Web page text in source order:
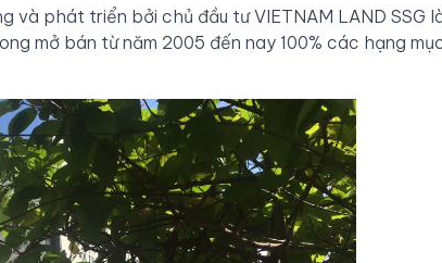
và phát triển bởi chủ đầu tư VIETNAM LAND SSG
mở bán từ năm 2005 đến nay 100% các hạng